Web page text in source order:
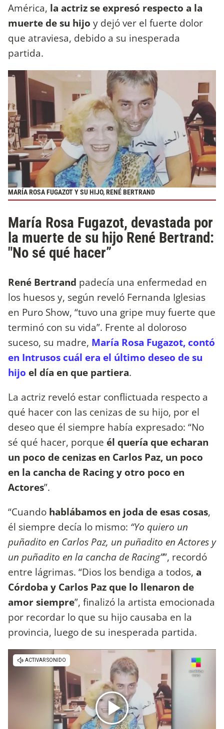
América, la actriz se expresó respecto a la
muerte de su hijo y dejó ver el fuerte dolor
que atraviesa, debido a su inesperada
partida.
MARÍA ROSA FUGAZOT Y SU HIJO, RENÉ BERTRAND
María Rosa Fugazot, devastada por
la muerte de su hijo René Bertrand:
"No sé qué hacer”
René Bertrand padecía una enfermedad en
los huesos y, según reveló Fernanda Iglesias
en Puro Show, “tuvo una gripe muy fuerte que
terminó con su vida”. Frente al doloroso
suceso, su madre, María Rosa Fugazot, contó
en Intrusos cuál era el último deseo de su
hijo el día en que partiera.
La actriz reveló estar conflictuada respecto a
qué hacer con las cenizas de su hijo, por el
deseo que él siempre había expresado: “No
sé qué hacer, porque él quería que echaran
un poco de cenizas en Carlos Paz, un poco
en la cancha de Racing y otro poco en
Actores”.
“Cuando hablábamos en joda de esas cosas,
él siempre decía lo mismo: “Yo quiero un
puñadito en Carlos Paz, un puñadito en Actores y
un puñadito en la cancha de Racing””, recordó
entre lágrimas. “Dios los bendiga a todos, a
Córdoba y Carlos Paz que lo llenaron de
amor siempre”, finalizó la artista emocionada
por recordar lo que su hijo causaba en la
provincia, luego de su inesperada partida.